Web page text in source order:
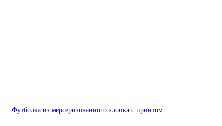
Футболка из мерсеризованного хлопка с принтом